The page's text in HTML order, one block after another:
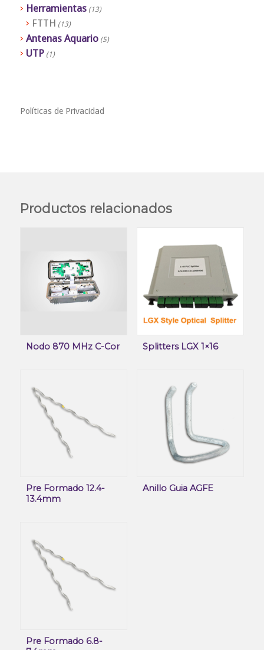
Herramientas (13)
FTTH (13)
Antenas Aquario (5)
UTP (1)
Políticas de Privacidad
Productos relacionados
Nodo 870 MHz C-Cor Splitters LGX 1×16
Pre Formado 12.4-
13.4mm
Anillo Guia AGFE
Pre Formado 6.8-